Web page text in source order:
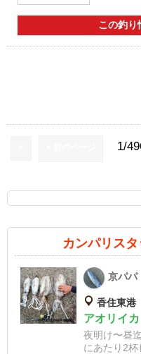
この釣り
1/
カンパリス
京パパ
香住東港
アオリイカ
夜明け〜昼
にあたり2杯